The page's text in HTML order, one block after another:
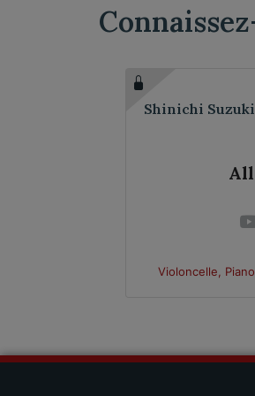
Shinichi Suzuki
Violoncelle, Piano